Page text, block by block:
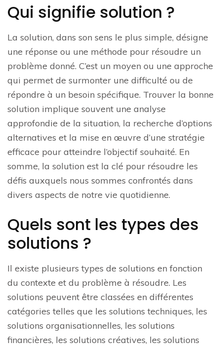
Qui signifie solution ?
La solution, dans son sens le plus simple, désigne
une réponse ou une méthode pour résoudre un
problème donné. C’est un moyen ou une approche
qui permet de surmonter une difficulté ou de
répondre à un besoin spécifique. Trouver la bonne
solution implique souvent une analyse
approfondie de la situation, la recherche d’options
alternatives et la mise en œuvre d’une stratégie
efficace pour atteindre l’objectif souhaité. En
somme, la solution est la clé pour résoudre les
défis auxquels nous sommes confrontés dans
divers aspects de notre vie quotidienne.
Quels sont les types des
solutions ?
Il existe plusieurs types de solutions en fonction
du contexte et du problème à résoudre. Les
solutions peuvent être classées en différentes
catégories telles que les solutions techniques, les
solutions organisationnelles, les solutions
financières, les solutions créatives, les solutions